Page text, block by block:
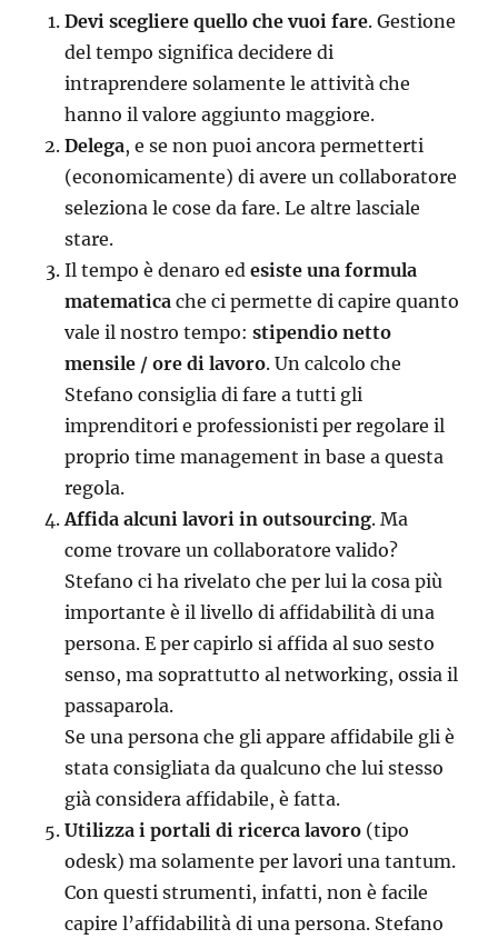
Devi scegliere quello che vuoi fare. Gestione
del tempo significa decidere di
intraprendere solamente le attività che
hanno il valore aggiunto maggiore.
Delega, e se non puoi ancora permetterti
(economicamente) di avere un collaboratore
seleziona le cose da fare. Le altre lasciale
stare.
Il tempo è denaro edesiste una formula
matematica che ci permette di capire quanto
vale il nostro tempo:stipendio netto
mensile / ore di lavoro. Un calcolo che
Stefano consiglia di fare a tutti gli
imprenditori e professionisti per regolare il
proprio time management in base a questa
regola.
Affida alcuni lavori in outsourcing. Ma
come trovare un collaboratore valido?
Stefano ci ha rivelato che per lui la cosa più
importante è il livello di affidabilità di una
persona. E per capirlo si affida al suo sesto
senso, ma soprattutto al networking, ossia il
passaparola.
Se una persona che gli appare affidabile gli è
stata consigliata da qualcuno che lui stesso
già considera affidabile, è fatta.
Utilizza i portali di ricerca lavoro (tipo
odesk) ma solamente per lavori una tantum.
Con questi strumenti, infatti, non è facile
capire l’affidabilità di una persona. Stefano